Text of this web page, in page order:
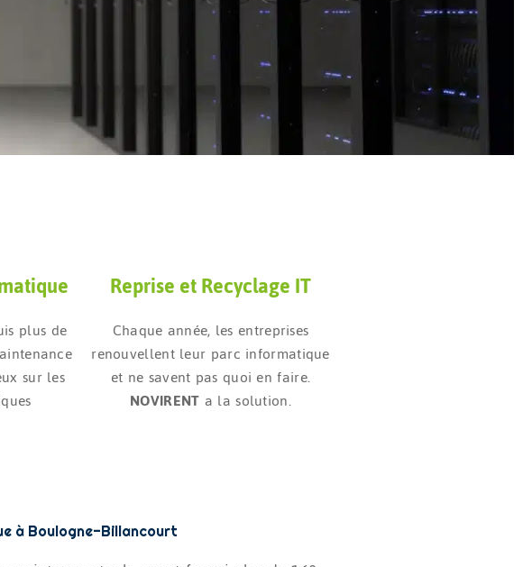
plus de
sur les
Reprise et Recyclage IT
Chaque année, les entreprises
renouvellent leur parc informatique
et ne savent pas quoi en faire.
NOVIRENTa la solution.
à Boulogne-Billancourt